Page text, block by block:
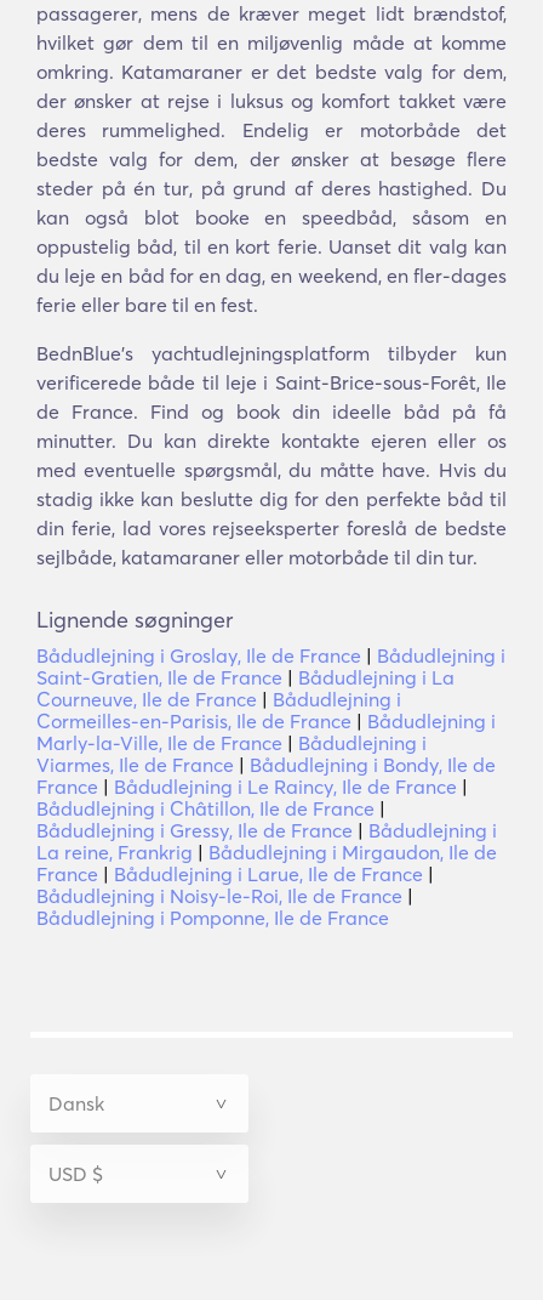
passagerer, mens de kræver meget lidt brændstof,
hvilket gør dem til en miljøvenlig måde at komme
omkring. Katamaraner er det bedste valg for dem,
der ønsker at rejse i luksus og komfort takket være
deres rummelighed. Endelig er motorbåde det
bedste valg for dem, der ønsker at besøge flere
steder på én tur, på grund af deres hastighed. Du
kan også blot booke en speedbåd, såsom en
oppustelig båd, til en kort ferie. Uanset dit valg kan
du leje en båd for en dag, en weekend, en fler-dages
ferie eller bare til en fest.
BednBlue's yachtudlejningsplatform tilbyder kun
verificerede både til leje i Saint-Brice-sous-Forêt, Ile
de France. Find og book din ideelle båd på få
minutter. Du kan direkte kontakte ejeren eller os
med eventuelle spørgsmål, du måtte have. Hvis du
stadig ikke kan beslutte dig for den perfekte båd til
din ferie, lad vores rejseeksperter foreslå de bedste
sejlbåde, katamaraner eller motorbåde til din tur.
Lignende søgninger
Bådudlejning i Groslay, Ile de France | Bådudlejning i
Saint-Gratien, Ile de France | Bådudlejning i La
Courneuve, Ile de France | Bådudlejning i
Cormeilles-en-Parisis, Ile de France | Bådudlejning i
Marly-la-Ville, Ile de France | Bådudlejning i
Viarmes, Ile de France | Bådudlejning i Bondy, Ile de
France | Bådudlejning i Le Raincy, Ile de France |
Bådudlejning i Châtillon, Ile de France |
Bådudlejning i Gressy, Ile de France | Bådudlejning i
La reine, Frankrig | Bådudlejning i Mirgaudon, Ile de
France | Bådudlejning i Larue, Ile de France |
Bådudlejning i Noisy-le-Roi, Ile de France |
Bådudlejning i Pomponne, Ile de France